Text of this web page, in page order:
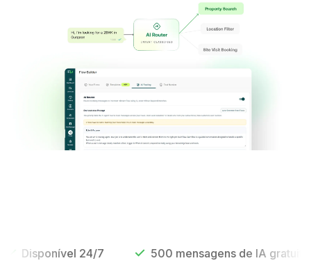
24/7 500 mensagens de IA gratuitas